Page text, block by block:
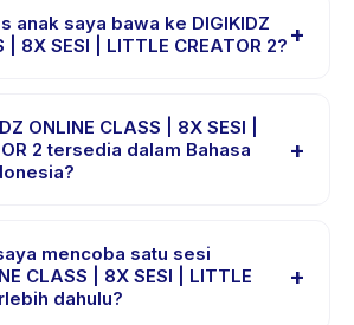
di lokasi penyedia di Indonesia.
dan petunjuk arah tersedia di
anak saya bawa ke DIGIKIDZ
| 8X SESI | LITTLE CREATOR 2? +
dan perlengkapan khusus DIGIKIDZ
SESI | LITTLE CREATOR 2.
dalam email pemesanan.
ONLINE CLASS | 8X SESI |
2 tersedia dalam Bahasa
+
menawarkan DIGIKIDZ ONLINE
LITTLE CREATOR 2 dalam Bahasa
detail aktivitas untuk bahasa yang
mencoba satu sesi
CLASS | 8X SESI | LITTLE
dahulu?
+